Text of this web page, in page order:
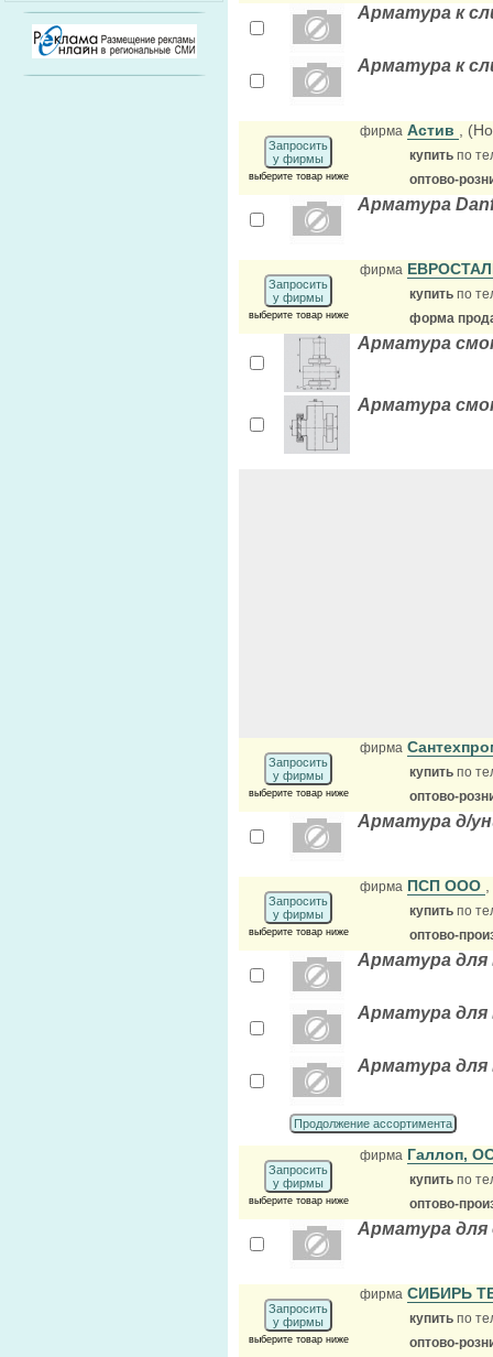
Арматура к
Арматура к
Запросить
у фирмы
выберите товар ниже
фирма Астив ,
купить по
оптово-
Арматура
Запросить
у фирмы
выберите товар ниже
фирма
купить по
форма
Арматура
Арматура
Запросить
у фирмы
выберите товар ниже
фирма
купить по
оптово-
Арматура д/
Запросить
у фирмы
выберите товар ниже
фирма ПСП ООО
купить по
оптово-
Арматура для
Арматура для
Арматура для
Продолжение ассортимента
Запросить
у фирмы
выберите товар ниже
фирма Галлоп,
купить по
оптово-
Арматура для
Запросить
у фирмы
выберите товар ниже
фирма СИБИРЬ
купить по
оптово-